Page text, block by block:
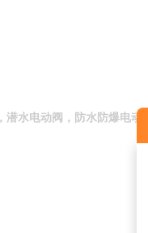
水电动阀，防水防爆电动阀